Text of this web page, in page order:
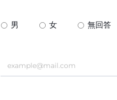
男 女 無回答